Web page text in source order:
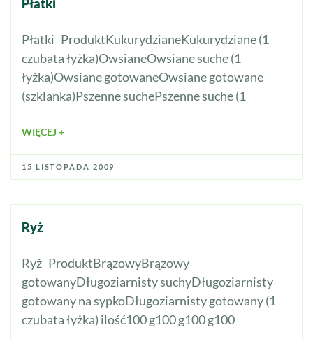
Płatki
Płatki ProduktKukurydzianeKukurydziane (1
czubata łyżka)OwsianeOwsiane suche (1
łyżka)Owsiane gotowaneOwsiane gotowane
(szklanka)Pszenne suchePszenne suche (1
WIĘCEJ +
15 LISTOPADA 2009
Ryż
Ryż ProduktBrązowyBrązowy
gotowanyDługoziarnisty suchyDługoziarnisty
gotowany na sypkoDługoziarnisty gotowany (1
czubata łyżka) ilość100 g100 g100 g100